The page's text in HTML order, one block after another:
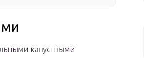
капустными